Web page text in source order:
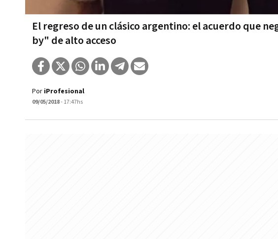
El regreso de un clásico argentino: el acuerdo que
by" de alto acceso
Por iProfesional
09/05/2018- 17:47hs